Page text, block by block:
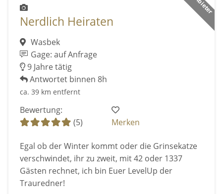
Nerdlich Heiraten
Wasbek
Gage: auf Anfrage
9 Jahre tätig
Antwortet binnen 8h
ca. 39 km entfernt
Bewertung:
(5)
Merken
Egal ob der Winter kommt oder die Grinsekatze
verschwindet, ihr zu zweit, mit 42 oder 1337
Gästen rechnet, ich bin Euer LevelUp der
Trauredner!